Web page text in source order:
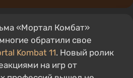
«Мортал Комбат»
обратили свое
Kombat 11. Новый ролик
на игр от